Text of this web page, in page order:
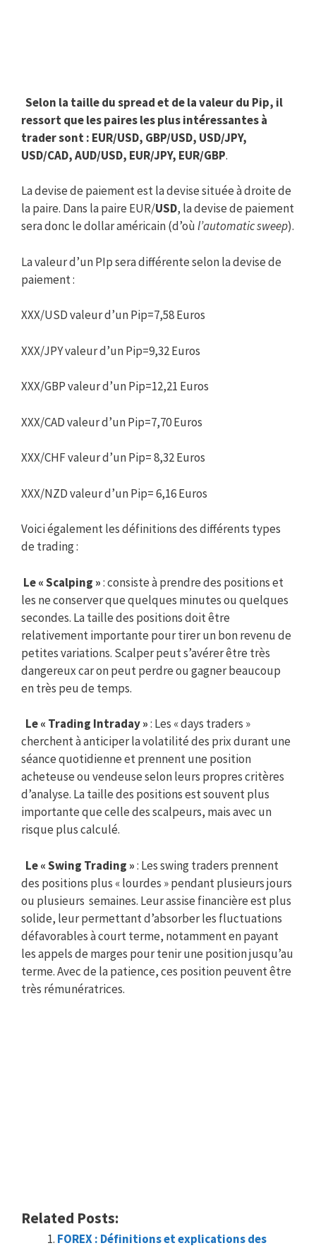
Selon la taille du spread et de la valeur du Pip, il
ressort que les paires les plus intéressantes à
trader sont : EUR/USD, GBP/USD, USD/JPY,
USD/CAD, AUD/USD, EUR/JPY, EUR/GBP.
La devise de paiement est la devise située à droite de
la paire. Dans la paire EUR/USD, la devise de paiement
sera donc le dollar américain (d’oùl’automatic sweep).
La valeur d’un PIp sera différente selon la devise de
paiement :
XXX/USD valeur d’un Pip=7,58 Euros
XXX/JPY valeur d’un Pip=9,32 Euros
XXX/GBP valeur d’un Pip=12,21 Euros
XXX/CAD valeur d’un Pip=7,70 Euros
XXX/CHF valeur d’un Pip= 8,32 Euros
XXX/NZD valeur d’un Pip= 6,16 Euros
Voici également les définitions des différents types
de trading :
Le « Scalping »: consiste à prendre des positions et
les ne conserver que quelques minutes ou quelques
secondes. La taille des positions doit être
relativement importante pour tirer un bon revenu de
petites variations. Scalper peut s’avérer être très
dangereux car on peut perdre ou gagner beaucoup
en très peu de temps.
Le « Trading Intraday »: Les « days traders »
cherchent à anticiper la volatilité des prix durant une
séance quotidienne et prennent une position
acheteuse ou vendeuse selon leurs propres critères
d’analyse. La taille des positions est souvent plus
importante que celle des scalpeurs, mais avec un
risque plus calculé.
Le « Swing Trading »: Les swing traders prennent
des positions plus « lourdes » pendant plusieurs jours
ou plusieurs semaines. Leur assise financière est plus
solide, leur permettant d’absorber les fluctuations
défavorables à court terme, notamment en payant
les appels de marges pour tenir une position jusqu’au
terme. Avec de la patience, ces position peuvent être
très rémunératrices.
Related Posts:
FOREX : Définitions et explications des